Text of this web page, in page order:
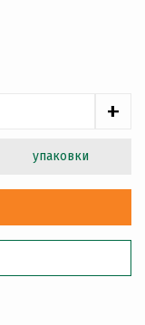
+
упаковки